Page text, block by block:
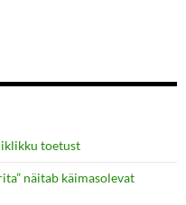
toetust
näitab käimasolevat